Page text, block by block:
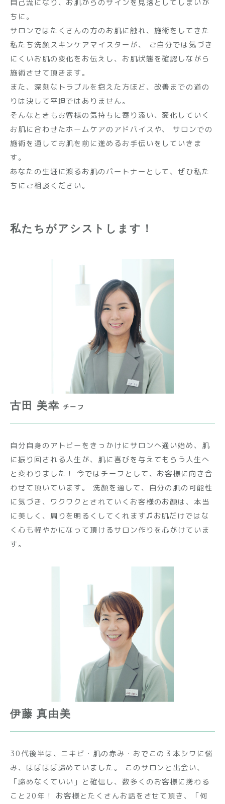
自己流になり、お肌からのサインを見落としてしまいが
ちに。
サロンではたくさんの方のお肌に触れ、施術をしてきた
私たち洗顔スキンケアマイスターが、
ご自分では気づき
にくいお肌の変化をお伝えし、お肌状態を確認しながら
施術させて頂きます。
また、深刻なトラブルを抱えた方ほど、改善までの道の
りは決して平坦ではありません。
そんなときもお客様の気持ちに寄り添い、変化していく
お肌に合わせたホームケアのアドバイスや、
サロンでの
施術を通してお肌を前に進めるお手伝いをしていきま
す。
あなたの生涯に渡るお肌のパートナーとして、ぜひ私た
ちにご相談ください。
私たちがアシストします！
古田 美幸 チーフ
自分自身のアトピーをきっかけにサロンへ通い始め、肌
に振り回される人生が、肌に喜びを与えてもらう人生へ
と変わりました！ 今ではチーフとして、お客様に向き合
わせて頂いています。 洗顔を通して、自分の肌の可能性
に気づき、ワクワクとされていくお客様のお顔は、本当
に美しく、周りを明るくしてくれます♫お肌だけではな
く心も軽やかになって頂けるサロン作りを心がけていま
す。
伊藤 真由美
30代後半は、ニキビ・肌の赤み・おでこの３本シワに悩
み、ほぼほぼ諦めていました。 このサロンと出会い、
「諦めなくていい」と確信し、数多くのお客様に携わる
こと20年！ お客様とたくさんお話をさせて頂き、「何